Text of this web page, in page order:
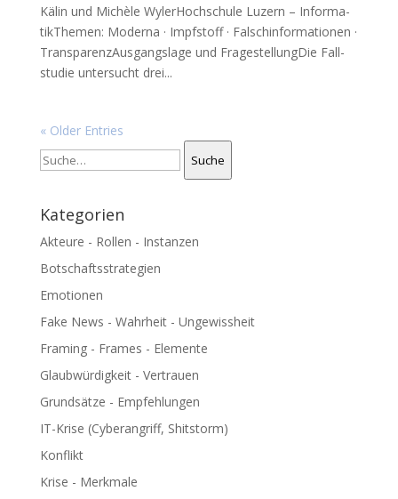
Kälin und Mic­hè­le Wyler­Hoch­schu­le Luzern – Infor­ma­
tik­The­men: Moder­na · Impf­stoff · Falsch­in­for­ma­tio­nen ·
Trans­pa­renz­Aus­gangs­la­ge und Fra­ge­stel­lung­Die Fall­
stu­die unter­sucht drei...
« Older Entries
Suche
Suche
Kategorien
Akteure - Rollen - Instanzen
Botschaftsstrategien
Emotionen
Fake News - Wahrheit - Ungewissheit
Framing - Frames - Elemente
Glaubwürdigkeit - Vertrauen
Grundsätze - Empfehlungen
IT-Krise (Cyberangriff, Shitstorm)
Konflikt
Krise - Merkmale